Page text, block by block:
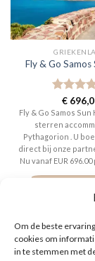
Om de beste
cookies om
in te stemmen met
Fly & Go Samos
4uit 5
€
Fly & Go Samos Sun
sterren
Pythagorion . U
direct bij onze
Nu vanaf EUR